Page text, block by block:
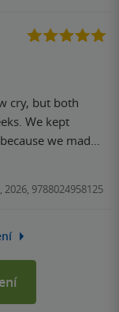
cry, but both
We kept
we made
her for
had. WE
WERE PERFECT FOR EACH OTHER. UNTIL WE MET. ‘’ - Misha
2026, 9788024958125